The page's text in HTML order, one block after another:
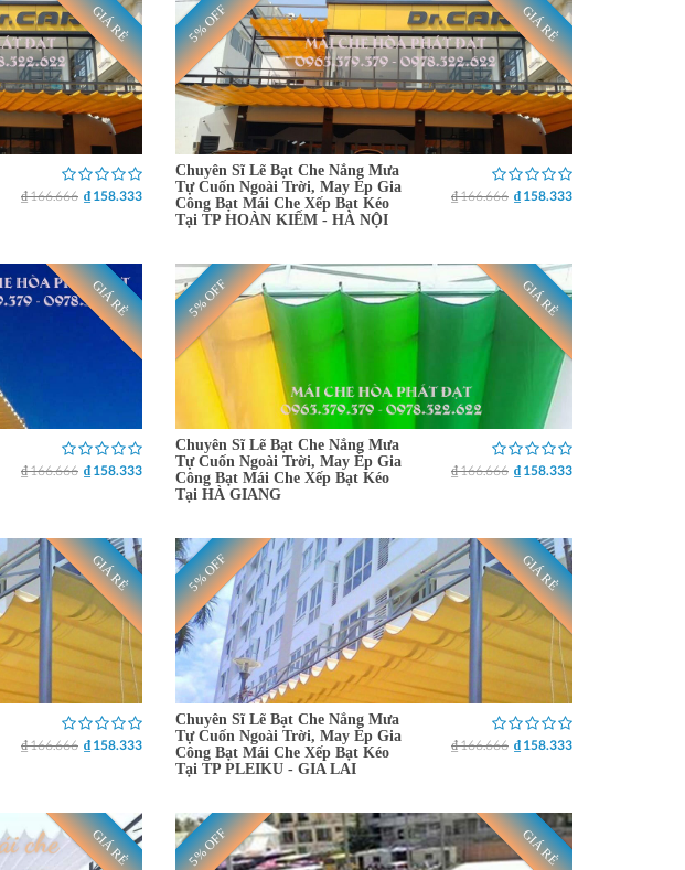
GIÁ RẺ
₫ 166.666 ₫ 158.333
5% OFF GIÁ RẺ
Chuyên Sĩ Lẽ Bạt Che Nắng Mưa
Tự Cuốn Ngoài Trời, May Ép Gia
Công Bạt Mái Che Xếp Bạt Kéo
Tại TP HOÀN KIẾM - HÀ NỘI
₫ 166.666 ₫ 158.333
GIÁ RẺ
₫ 166.666 ₫ 158.333
5% OFF GIÁ RẺ
Chuyên Sĩ Lẽ Bạt Che Nắng Mưa
Tự Cuốn Ngoài Trời, May Ép Gia
Công Bạt Mái Che Xếp Bạt Kéo
Tại HÀ GIANG
₫ 166.666 ₫ 158.333
GIÁ RẺ
₫ 166.666 ₫ 158.333
5% OFF GIÁ RẺ
Chuyên Sĩ Lẽ Bạt Che Nắng Mưa
Tự Cuốn Ngoài Trời, May Ép Gia
Công Bạt Mái Che Xếp Bạt Kéo
Tại TP PLEIKU - GIA LAI
₫ 166.666 ₫ 158.333
GIÁ RẺ 5% OFF GIÁ RẺ